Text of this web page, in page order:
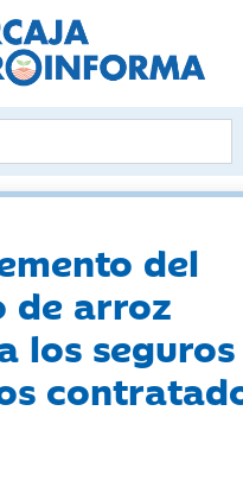
del
de arroz
los seguros